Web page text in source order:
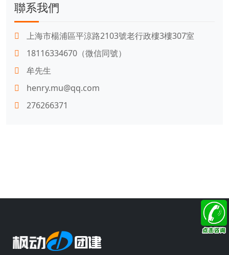
聯系我們
上海市楊浦區平涼路2103號老行政樓3樓307室
18116334670（微信同號）
牟先生
henry.mu@qq.com
276266371